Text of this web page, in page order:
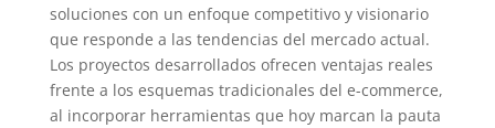
soluciones con un enfoque competitivo y visionario
que responde a las tendencias del mercado actual.
Los proyectos desarrollados ofrecen ventajas reales
frente a los esquemas tradicionales del e-commerce,
al incorporar herramientas que hoy marcan la pauta